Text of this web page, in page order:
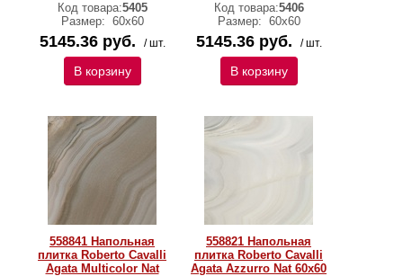
Код товара:5405
Размер: 60х60
5145.36 руб. / шт.
В корзину
Код товара:5406
Размер: 60х60
5145.36 руб. / шт.
В корзину
558841 Напольная
плитка Roberto Cavalli
Agata Multicolor Nat
558821 Напольная
плитка Roberto Cavalli
Agata Azzurro Nat 60x60